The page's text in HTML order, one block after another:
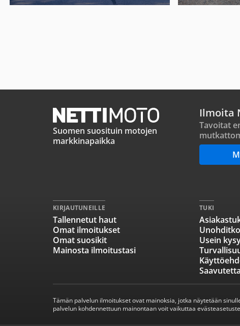
Suomen suosituin motojen
markkinapaikka
Ilmoita
Tavoitat
KIRJAUTUNEILLE
Tallennetut haut
Omat ilmoitukset
Omat suosikit
Mainosta ilmoitustasi
TUKI
Usein
Tämän palvelun ilmoitukset ovat mainoksia, jotka näytetään
palvelun kohdennettuun mainontaan voit vaikuttaa